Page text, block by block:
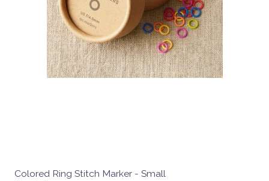
Colored Ring Stitch Marker - Small